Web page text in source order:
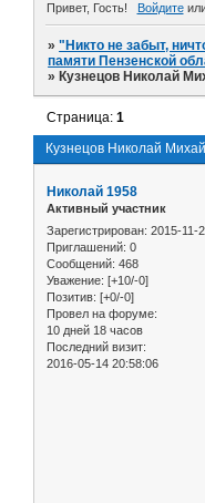
Привет, Гость! Войдите
»"Никто не забыт,
памяти Пензенской
» Кузнецов Николай
Кузнецов Николай
Страница:1
Николай 1958
Активный участник
Зарегистрирован: 2015-11-
Приглашений: 0
Сообщений: 468
Уважение: [+10/-0]
Позитив: [+0/-0]
Провел на форуме:
10 дней 18 часов
Последний визит:
2016-05-14 20:58:06